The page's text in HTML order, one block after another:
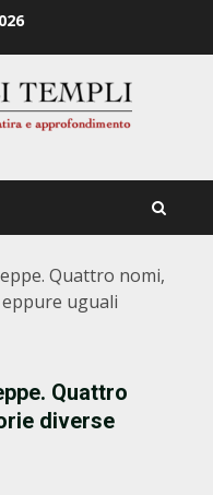
Quattro nomi,
uguali
Quattro
diverse